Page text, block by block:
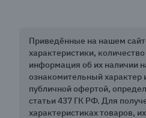
Приведённые на нашем
характеристики,
информация об их наличии
ознакомительный характер
публичной офертой,
статьи 437 ГК РФ. Для
характеристиках товаров,